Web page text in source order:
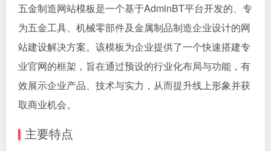
五金制造网站模板是一个基于AdminBT平台开发的、专
为五金工具、机械零部件及金属制品制造企业设计的网
站建设解决方案。该模板为企业提供了一个快速搭建专
业官网的框架，旨在通过预设的行业化布局与功能，有
效展示企业产品、技术与实力，从而提升线上形象并获
取商业机会。
主要特点